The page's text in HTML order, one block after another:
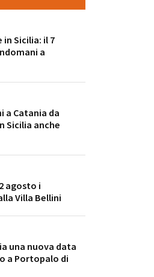
Sicilia: il 7
a
a Catania da
Sicilia anche
agosto i
Villa Bellini
una nuova data
a Portopalo di